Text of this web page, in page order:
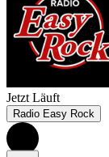
Jetzt Läuft
Radio Easy Rock